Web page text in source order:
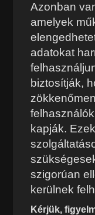
Azonban
amelyek
adatokat
biztosítják,
kapják.
szigorúan
kerülnek
Kérjük,